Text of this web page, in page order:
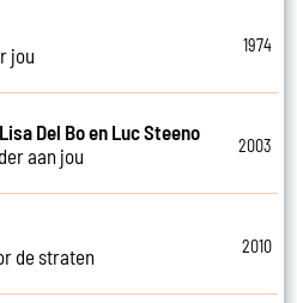
jou
1974
Del Bo en Luc Steeno
aan jou
2003
de straten
2010